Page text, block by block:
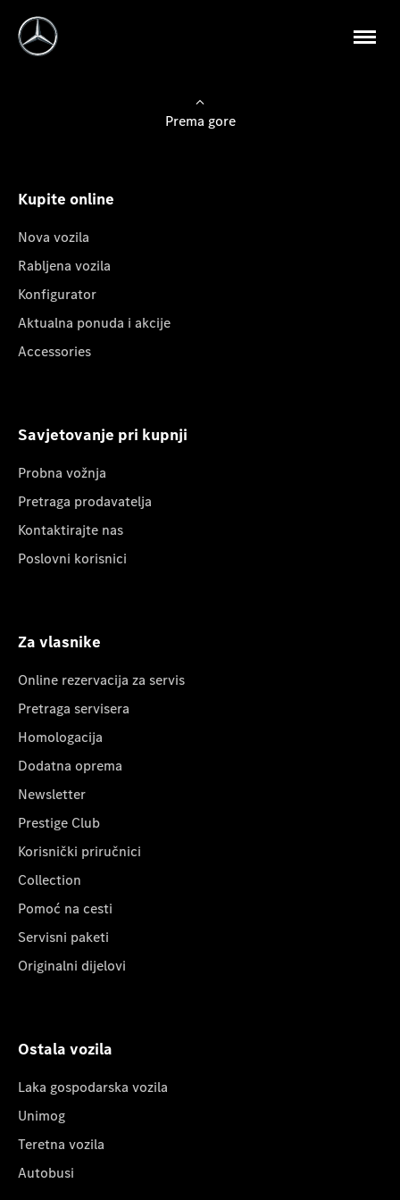
Prema gore
Kupite online
Nova vozila
Rabljena vozila
Konfigurator
Aktualna ponuda i akcije
Accessories
Savjetovanje pri kupnji
Probna vožnja
Pretraga prodavatelja
Kontaktirajte nas
Poslovni korisnici
Za vlasnike
Online rezervacija za servis
Pretraga servisera
Homologacija
Dodatna oprema
Newsletter
Prestige Club
Korisnički priručnici
Collection
Pomoć na cesti
Servisni paketi
Originalni dijelovi
Ostala vozila
Laka gospodarska vozila
Unimog
Teretna vozila
Autobusi